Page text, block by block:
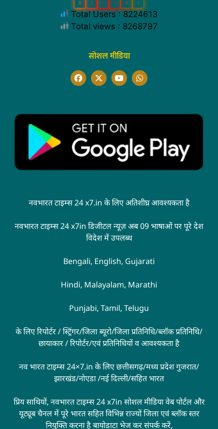
8 2 2 4 6 1
Total Users : 8224613
Total views : 8268797
सोशल मीडिया
नवभारत टाइम्स 24 x7.in के लिए अतिशीघ्र आवश्यकता है
नवभारत टाइम्स 24 x7in डिजीटल न्यूज़ अब 09 भाषाओं पर पूरे देश
विदेश में उपलब्ध
Bengali, English, Gujarati
Hindi, Malayalam, Marathi
Punjabi, Tamil, Telugu
के लिए रिपोर्टर / स्ट्रिंगर/जिला ब्यूरो/जिला प्रतिनिधि/ब्लॉक प्रतिनिधि/
छायाकार / रिपोर्टर/एवं प्रतिनिधियों व आवश्यकता है
नव भारत टाइम्स 24×7.in के लिए छत्तीसगढ़/मध्य प्रदेश गुजरात/
झारखंड/नोएडा /नई दिल्ली/सहित भारत
प्रिय साथियों, नवभारत टाइम्स 24 x7in सोशल मीडिया वेब पोर्टल और
यूट्यूब चैनल में पूरे भारत सहित विभिन्न राज्यों जिला एवं ब्लॉक स्तर
नियुक्ति करना है बायोडाटा भेज कर संपर्क करें,